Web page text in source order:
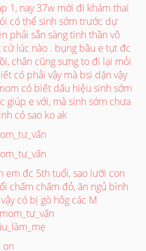
1, nay 37w mới đi khám thai
có thể sinh sớm trước dự
phải sẵn sàng tinh thần vô
cứ lúc nào . bụng bầu e tụt đc
chân cũng sưng to đi lại mỏi
có phải vậy mà bsi dặn vậy
có biết dấu hiệu sinh sớm
giúp e với, mà sinh sớm chưa
có sao ko ak
em đc 5th tuổi, sao lưỡi con
chấm chấm đỏ, ăn ngủ bình
có bị gò hôg các M
on